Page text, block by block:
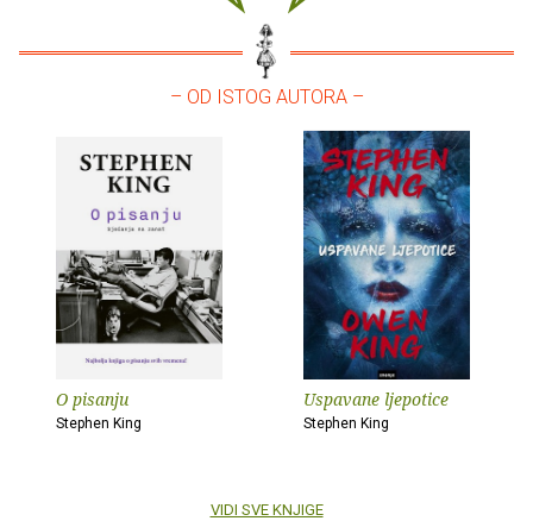
– OD ISTOG AUTORA –
O pisanju
Stephen King
Uspavane ljepotice
Stephen King
VIDI SVE KNJIGE